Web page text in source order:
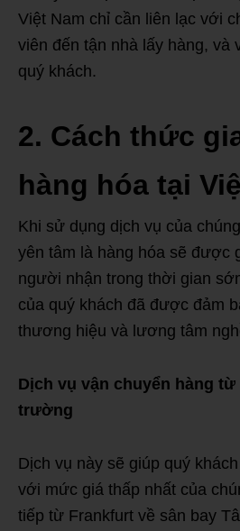
Việt Nam chỉ cần liên lạc với
viên đến tận nhà lấy hàng, và
quý khách.
2. Cách thức
hàng hóa tại
Khi sử dụng dịch vụ của
yên tâm là hàng hóa sẽ được
người nhận trong thời gian
của quý khách đã được đảm
thương hiệu và lương tâm
Dịch vụ vận chuyển hàng từ
trường
Dịch vụ này sẽ giúp quý
với mức giá thấp nhất của
tiếp từ Frankfurt về sân bay